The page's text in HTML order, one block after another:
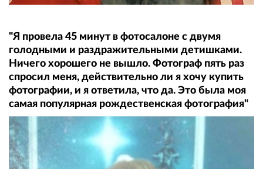
"Я провела 45 минут в фотосалоне с двумя
голодными и раздражительными детишками.
Ничего хорошего не вышло. Фотограф пять раз
спросил меня, действительно ли я хочу купить
фотографии, и я ответила, что да. Это была моя
самая популярная рождественская фотография"